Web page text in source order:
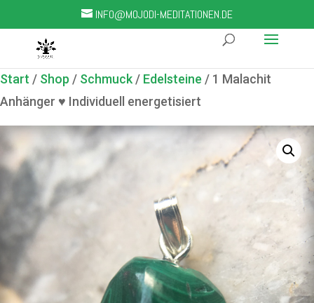
INFO@MOJODI-MEDITATIONEN.DE
Start / Shop / Schmuck / Edelsteine / 1 Malachit
Anhänger ♥ Individuell energetisiert